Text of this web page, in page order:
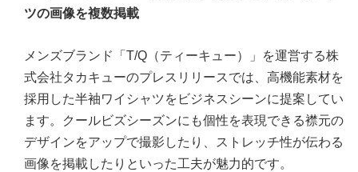
ツの画像を複数掲載
メンズブランド「T/Q（ティーキュー）」を運営する株
式会社タカキューのプレスリリースでは、高機能素材を
採用した半袖ワイシャツをビジネスシーンに提案してい
ます。クールビズシーズンにも個性を表現できる襟元の
デザインをアップで撮影したり、ストレッチ性が伝わる
画像を掲載したりといった工夫が魅力的です。